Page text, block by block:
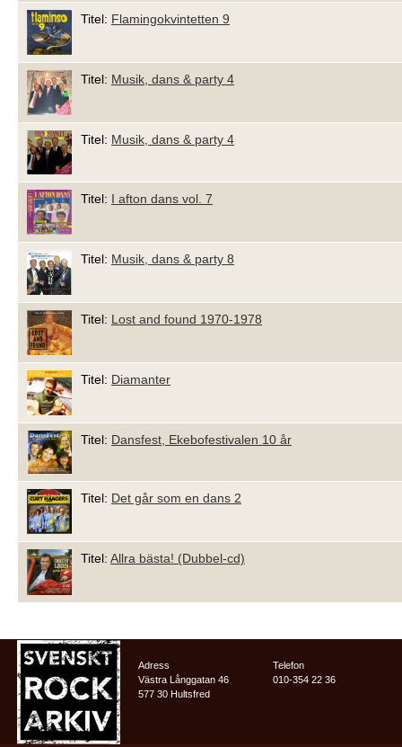
Titel: Flamingokvintetten 9
Titel: Musik, dans & party 4
Titel: Musik, dans & party 4
Titel: I afton dans vol. 7
Titel: Musik, dans & party 8
Titel: Lost and found 1970-1978
Titel: Diamanter
Titel: Dansfest, Ekebofestivalen 10 år
Titel: Det går som en dans 2
Titel: Allra bästa! (Dubbel-cd)
Adress
Västra Långgatan 46
577 30 Hultsfred
Telefon
010-354 22 36